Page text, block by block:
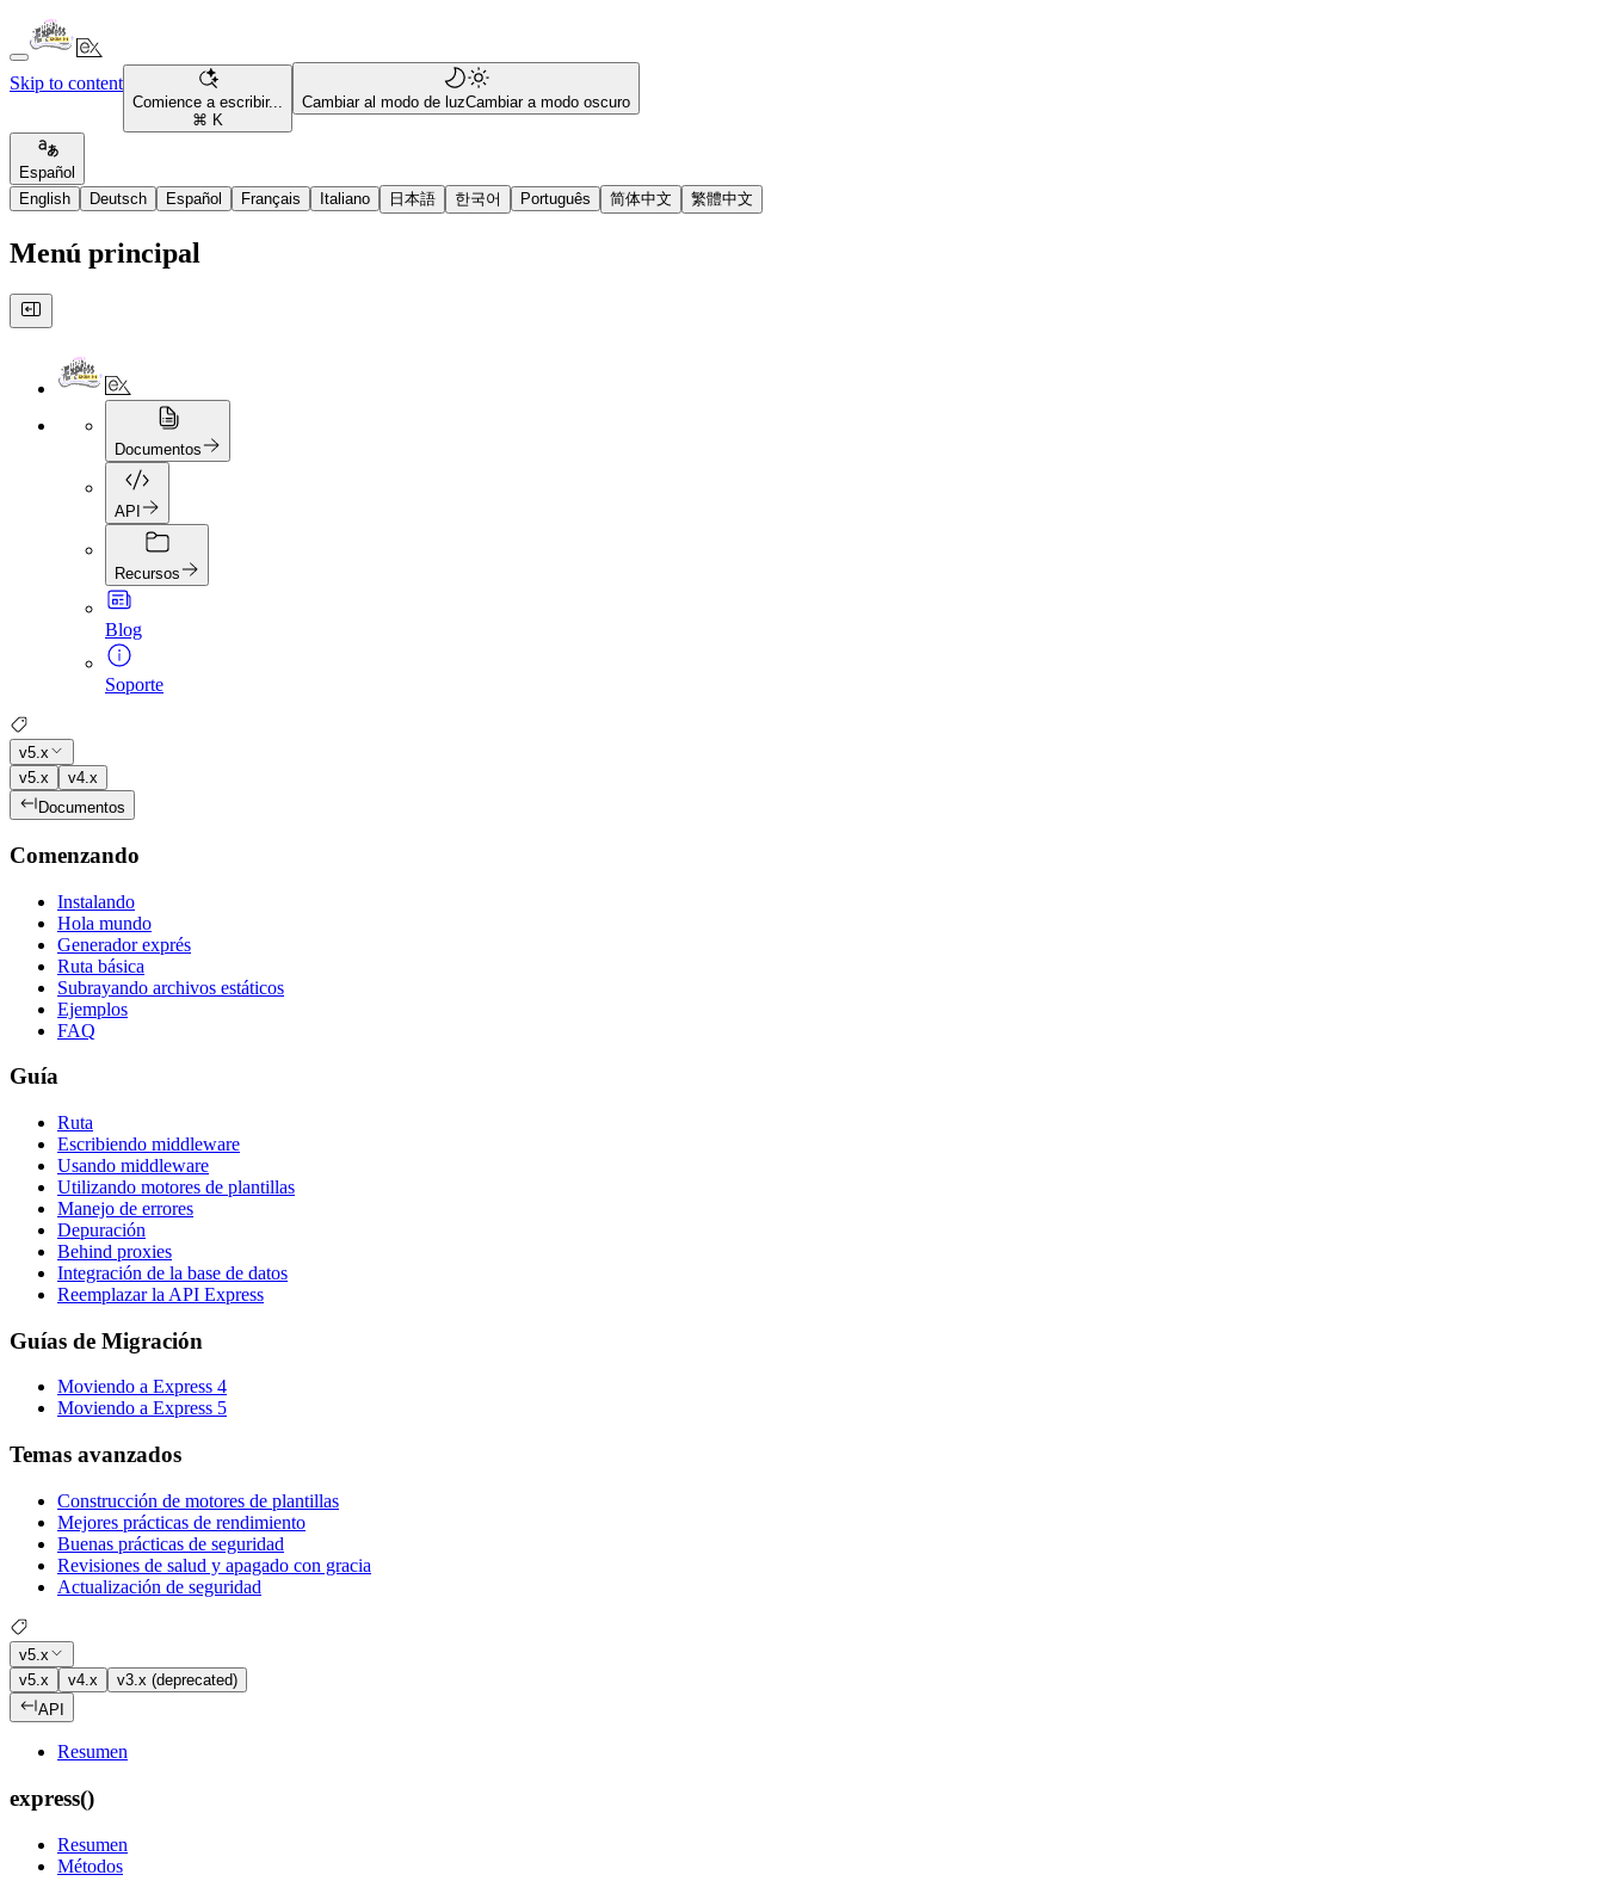
Skip to content
Comience a escribir...
⌘ K
Cambiar al modo de luzCambiar a modo oscuro
Español
English
Deutsch Español Français Italiano 日本語 한국어 Português 简体中文 繁體中文
Menú principal
Documentos
API
Recursos
Blog
Soporte
v5.x
v5.x
v4.x
Documentos
Comenzando
Instalando
Hola mundo
Generador exprés
Ruta básica
Subrayando archivos estáticos
Ejemplos
FAQ
Guía
Ruta
Escribiendo middleware
Usando middleware
Utilizando motores de plantillas
Manejo de errores
Depuración
Behind proxies
Integración de la base de datos
Reemplazar la API Express
Guías de Migración
Moviendo a Express 4
Moviendo a Express 5
Temas avanzados
Construcción de motores de plantillas
Mejores prácticas de rendimiento
Buenas prácticas de seguridad
Revisiones de salud y apagado con gracia
Actualización de seguridad
v5.x
v5.x
v4.x
v3.x (deprecated)
API
Resumen
express()
Resumen
Métodos